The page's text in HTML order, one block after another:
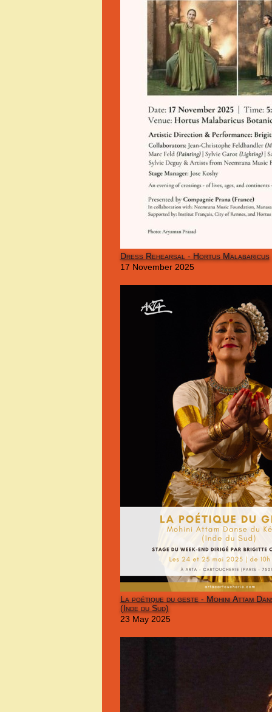
Dress Rehearsal - Hortus Malabaricus
17 November 2025
La poétique du geste - Mohini Attam
(Inde du Sud)
23 May 2025